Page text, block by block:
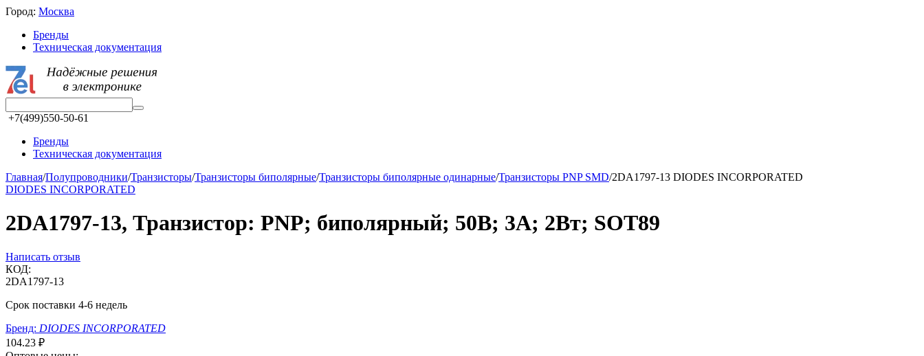
Город: Москва
Бренды
Техническая документация
+7(499)550-50-61
Бренды
Техническая документация
Главная/Полупроводники/Транзисторы/Транзисторы биполярные/Транзисторы биполярные одинарные/Транзисторы PNP SMD/2DA1797-13 DIODES INCORPORATED
DIODES INCORPORATED
2DA1797-13, Транзистор: PNP; биполярный; 50В; 3А; 2Вт; SOT89
Написать отзыв
КОД:
2DA1797-13
Срок поставки 4-6 недель
Бренд: DIODES INCORPORATED
104.23 ₽